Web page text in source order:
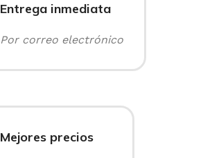
Entrega inmediata
Por correo electrónico
Mejores precios